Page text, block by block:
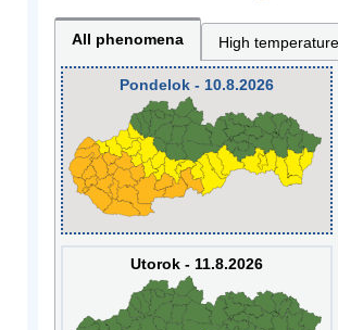
All phenomena High
Pondelok - 10.8.2026
Utorok - 11.8.2026